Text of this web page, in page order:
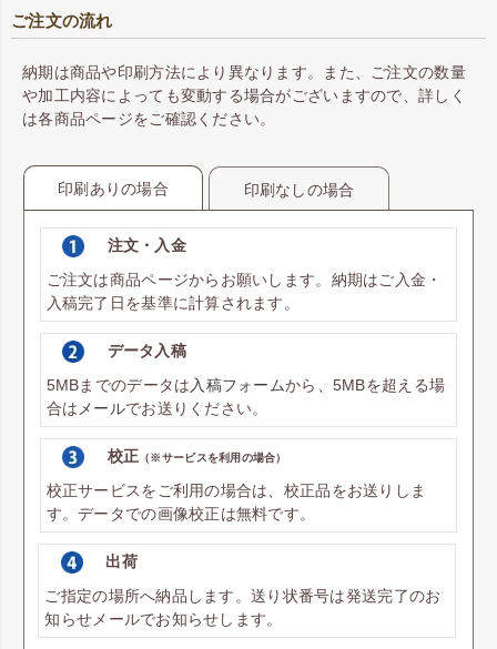
ご注文の流れ
納期は商品や印刷方法により異なります。また、ご注文の数量
や加工内容によっても変動する場合がございますので、詳しく
は各商品ページをご確認ください。
印刷ありの場合 印刷なしの場合
注文・入金
ご注文は商品ページからお願いします。納期はご入金・
入稿完了日を基準に計算されます。
データ入稿
5MBまでのデータは 入稿フォームから、5MBを超える場
合は メールでお送りください。
校正 （※サービスを利用の場合）
校正サービスをご利用の場合は、校正品をお送りしま
す。データでの画像校正は無料です。
出荷
ご指定の場所へ納品します。送り状番号は発送完了のお
知らせメールでお知らせします。